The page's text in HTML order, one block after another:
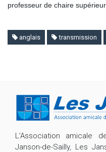
professeur de chaire
anglais transmission
L’Association amicale
Janson-de-Sailly, Les